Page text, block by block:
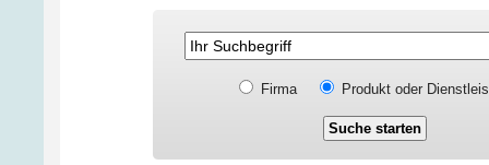
Firma Produkt oder